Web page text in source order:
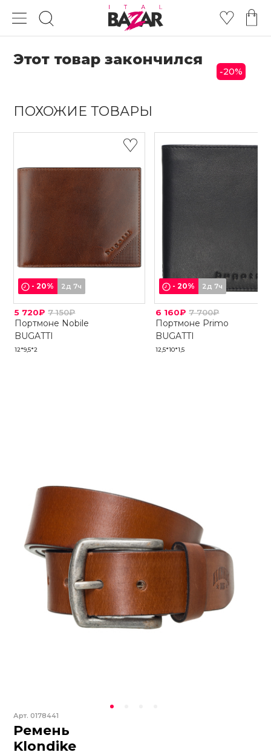
Этот товар закончился
ПОХОЖИЕ ТОВАРЫ
-20% 2д 7ч
5 720₽ 7 150₽
Портмоне Nobile
BUGATTI
12*9,5*2
-20% 2д 7ч
6 160₽ 7 700₽
Портмоне Primo
BUGATTI
12,5*10*1,5
-20%
Арт.0178441
Ремень
Klondike